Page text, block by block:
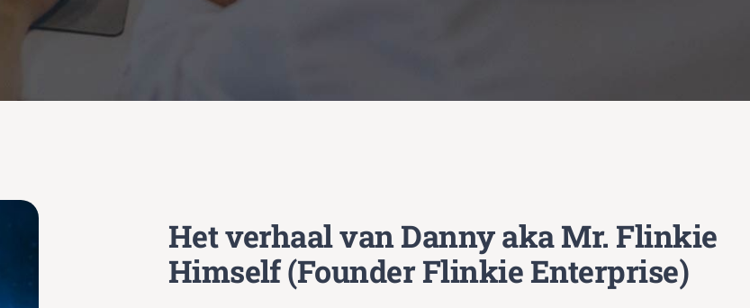
Het verhaal van Danny aka Mr. Flinkie
Himself (Founder Flinkie Enterprise)